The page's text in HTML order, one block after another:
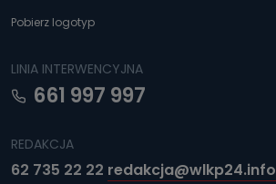
Pobierz logotyp
LINIA INTERWENCYJNA
661 997 997
REDAKCJA
62 735 22 22 redakcja@wlkp24.info